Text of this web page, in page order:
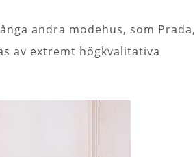
andra modehus, som Prada,
av extremt högkvalitativa